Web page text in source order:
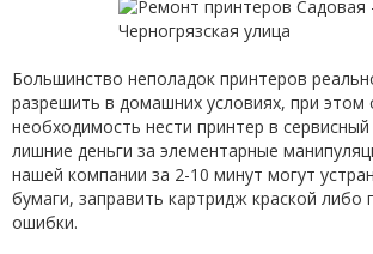
Большинство неполадок принтеров
разрешить в домашних условиях, при этом
необходимость нести принтер в
лишние деньги за элементарные
нашей компании за 2-10 минут могут
бумаги, заправить картридж краской либо
ошибки.